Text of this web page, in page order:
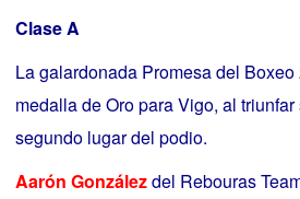
Clase A
La galardonada Promesa del
medalla de Oro para Vigo, al triunfar
segundo lugar del podio.
Aarón Gonzálezdel Rebouras